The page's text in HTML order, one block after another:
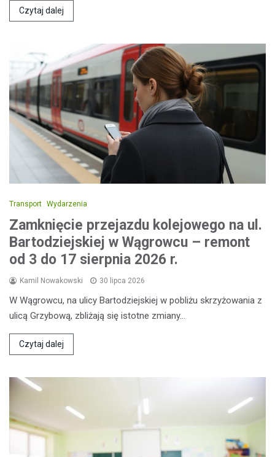
Czytaj dalej
Transport Wydarzenia
Zamknięcie przejazdu kolejowego na ul.
Bartodziejskiej w Wągrowcu – remont
od 3 do 17 sierpnia 2026 r.
Kamil Nowakowski 30 lipca 2026
W Wągrowcu, na ulicy Bartodziejskiej w pobliżu skrzyżowania z
ulicą Grzybową, zbliżają się istotne zmiany…
Czytaj dalej